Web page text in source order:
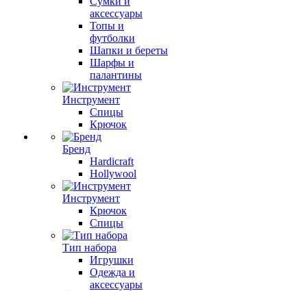
аксессуары
Топы и
футболки
Шапки и береты
Шарфы и
палантины
Инструмент
Спицы
Крючок
Бренд
Hardicraft
Hollywool
Инструмент
Крючок
Спицы
Тип набора
Игрушки
Одежда и
аксессуары